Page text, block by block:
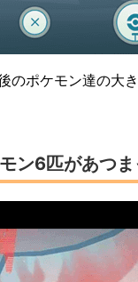
のポケモン達の大
ン6匹があつ